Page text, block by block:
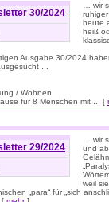
30/2024
… wir
heute
heiß
Ausgabe 30/2024
...
/ Wohnen
für 8 Menschen mit ... [
29/2024
… wir
und
weil
„para“ für „sich